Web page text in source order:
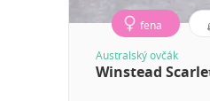
fena
Australský ovčák
Winstead